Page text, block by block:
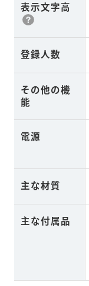
表示文字高
登録人数
その他の機
能
電源
主な材質
主な付属品